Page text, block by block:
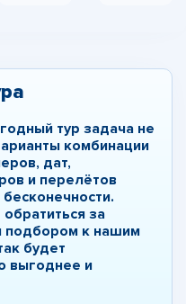
тур задача не
комбинации
дат,
и перелётов
за
подбором к нашим
будет
выгоднее и